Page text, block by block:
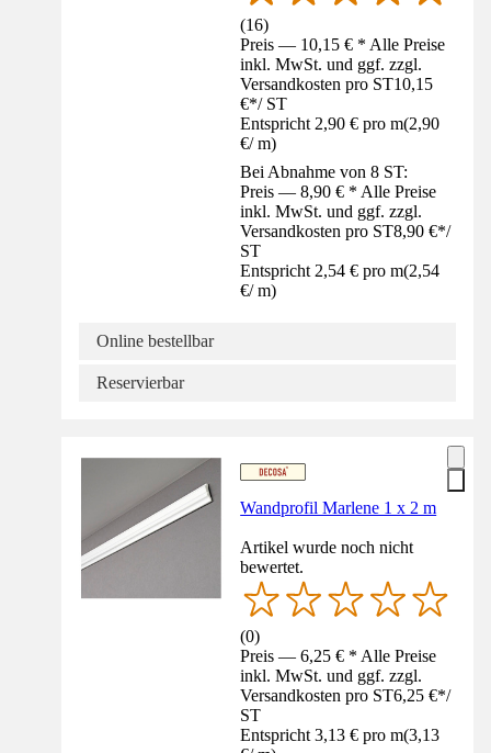
(16)
Preis — 10,15 € * Alle Preise
inkl. MwSt. und ggf. zzgl.
Versandkosten pro ST10,15
€*/ ST
Entspricht 2,90 € pro m(2,90
€/ m)
Bei Abnahme von 8 ST:
Preis — 8,90 € * Alle Preise
inkl. MwSt. und ggf. zzgl.
Versandkosten pro ST8,90 €*/
ST
Entspricht 2,54 € pro m(2,54
€/ m)
Online bestellbar
Reservierbar
Wandprofil Marlene 1 x 2 m
Artikel wurde noch nicht
bewertet.
(0)
Preis — 6,25 € * Alle Preise
inkl. MwSt. und ggf. zzgl.
Versandkosten pro ST6,25 €*/
ST
Entspricht 3,13 € pro m(3,13